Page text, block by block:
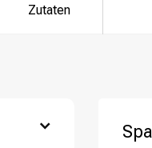
Zutaten